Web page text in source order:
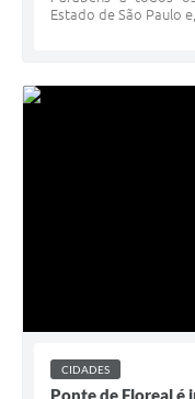
Estado de São Paulo e,
CIDADES
Ponte de Floreal é